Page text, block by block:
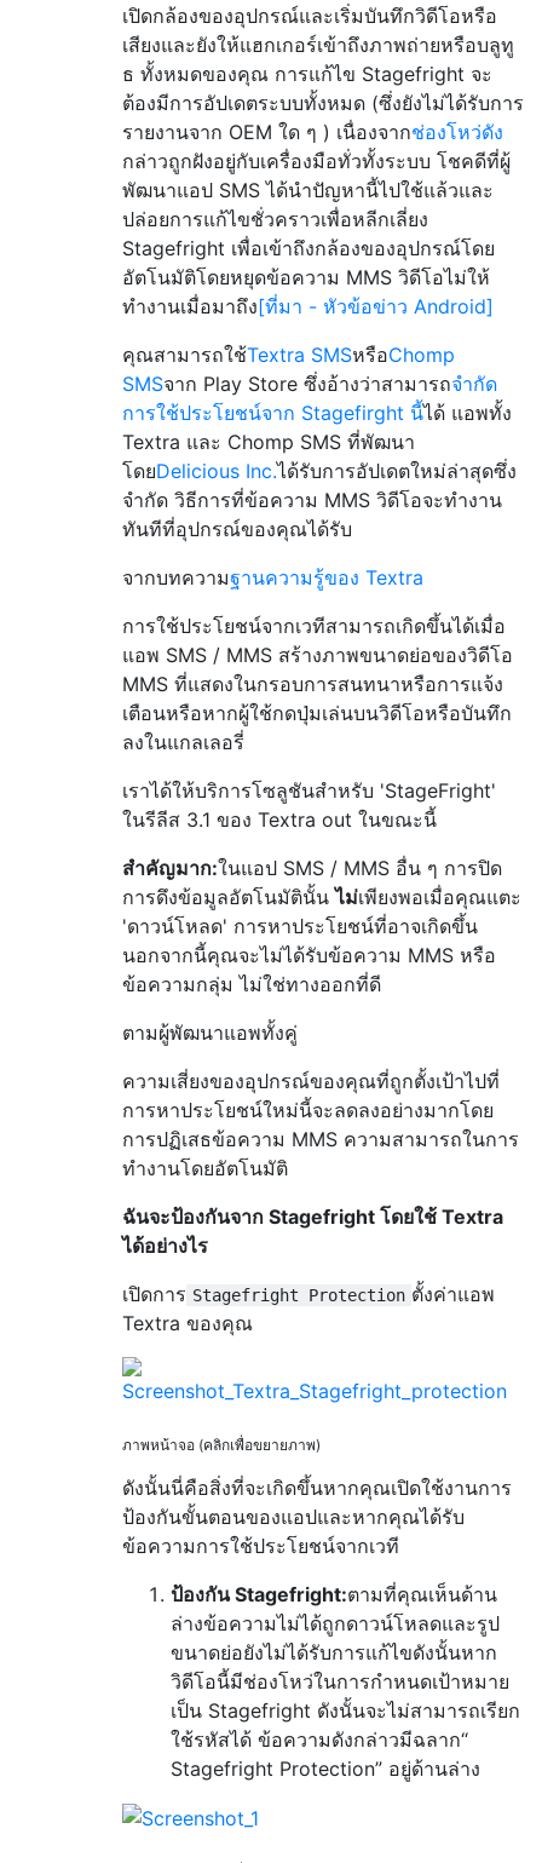
เปิดกล้องของอุปกรณ์และเริ่มบันทึกวิดีโอหรือ
เสียงและยังให้แฮกเกอร์เข้าถึงภาพถ่ายหรือบลูทู
ธ ทั้งหมดของคุณ การแก้ไข Stagefright จะ
ต้องมีการอัปเดตระบบทั้งหมด (ซึ่งยังไม่ได้รับการ
รายงานจาก OEM ใด ๆ ) เนื่องจากช่องโหว่ดัง
กล่าวถูกฝังอยู่กับเครื่องมือทั่วทั้งระบบ โชคดีที่ผู้
พัฒนาแอป SMS ได้นำปัญหานี้ไปใช้แล้วและ
ปล่อยการแก้ไขชั่วคราวเพื่อหลีกเลี่ยง
Stagefright เพื่อเข้าถึงกล้องของอุปกรณ์โดย
อัตโนมัติโดยหยุดข้อความ MMS วิดีโอไม่ให้
ทำงานเมื่อมาถึง[ที่มา - หัวข้อข่าว Android]
คุณสามารถใช้Textra SMSหรือChomp
SMSจาก Play Store ซึ่งอ้างว่าสามารถจำกัด
การใช้ประโยชน์จาก Stagefirght นี้ได้ แอพทั้ง
Textra และ Chomp SMS ที่พัฒนา
โดยDelicious Inc.ได้รับการอัปเดตใหม่ล่าสุดซึ่ง
จำกัด วิธีการที่ข้อความ MMS วิดีโอจะทำงาน
ทันทีที่อุปกรณ์ของคุณได้รับ
จากบทความฐานความรู้ของ Textra
การใช้ประโยชน์จากเวทีสามารถเกิดขึ้นได้เมื่อ
แอพ SMS / MMS สร้างภาพขนาดย่อของวิดีโอ
MMS ที่แสดงในกรอบการสนทนาหรือการแจ้ง
เตือนหรือหากผู้ใช้กดปุ่มเล่นบนวิดีโอหรือบันทึก
ลงในแกลเลอรี่
เราได้ให้บริการโซลูชันสำหรับ 'StageFright'
ในรีลีส 3.1 ของ Textra out ในขณะนี้
สำคัญมาก:ในแอป SMS / MMS อื่น ๆ การปิด
การดึงข้อมูลอัตโนมัตินั้นไม่เพียงพอเมื่อคุณแตะ
'ดาวน์โหลด' การหาประโยชน์ที่อาจเกิดขึ้น
นอกจากนี้คุณจะไม่ได้รับข้อความ MMS หรือ
ข้อความกลุ่ม ไม่ใช่ทางออกที่ดี
ตามผู้พัฒนาแอพทั้งคู่
ความเสี่ยงของอุปกรณ์ของคุณที่ถูกตั้งเป้าไปที่
การหาประโยชน์ใหม่นี้จะลดลงอย่างมากโดย
การปฏิเสธข้อความ MMS ความสามารถในการ
ทำงานโดยอัตโนมัติ
ฉันจะป้องกันจาก Stagefright โดยใช้ Textra
ได้อย่างไร
เปิดการ Stagefright Protection ตั้งค่าแอพ
Textra ของคุณ
ภาพหน้าจอ (คลิกเพื่อขยายภาพ)
ดังนั้นนี่คือสิ่งที่จะเกิดขึ้นหากคุณเปิดใช้งานการ
ป้องกันขั้นตอนของแอปและหากคุณได้รับ
ข้อความการใช้ประโยชน์จากเวที
ป้องกัน Stagefright:ตามที่คุณเห็นด้าน
ล่างข้อความไม่ได้ถูกดาวน์โหลดและรูป
ขนาดย่อยังไม่ได้รับการแก้ไขดังนั้นหาก
วิดีโอนี้มีช่องโหว่ในการกำหนดเป้าหมาย
เป็น Stagefright ดังนั้นจะไม่สามารถเรียก
ใช้รหัสได้ ข้อความดังกล่าวมีฉลาก“
Stagefright Protection” อยู่ด้านล่าง